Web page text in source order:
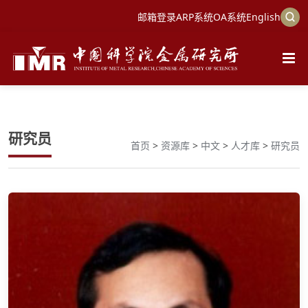
邮箱登录ARP系统OA系统English
研究员 首页 > 资源库 > 中文 > 人才库 > 研究员